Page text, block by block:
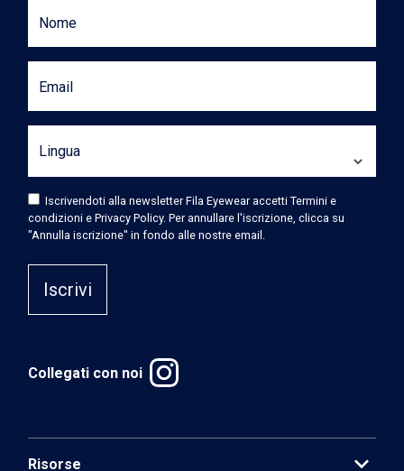
Nome
Email
Lingua
Iscrivendoti alla newsletter Fila Eyewear accetti Termini e
condizioni e Privacy Policy. Per annullare l'iscrizione, clicca su
"Annulla iscrizione" in fondo alle nostre email.
Iscrivi
Collegati con noi
Risorse expand_more